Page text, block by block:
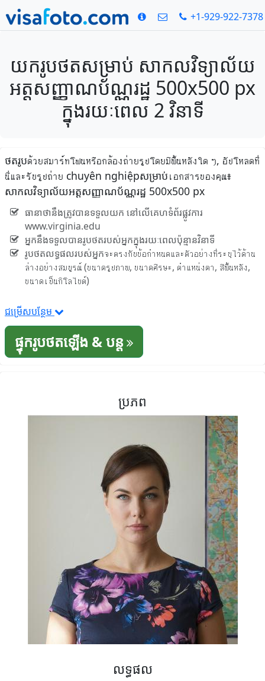
+1-929-922-7378
យករូបថតសម្រាប់ សាកលវិទ្យាល័យ
អត្តសញ្ញាណប័ណ្ណរដ្ឋ 500x500 px
ក្នុងរយៈពេល 2 វិនាទី
ថតរូបด้วยสมาร์ทโฟนหรือกล้องถ่ายรูปโดยมีพื้นหลังใด ๆ, อัปโหลดที่
นี่และรับรูปถ่าย chuyên nghiệpសម្រាប់เอกสารของคุณ៖
សាកលវិទ្យាល័យអត្តសញ្ញាណប័ណ្ណរដ្ឋ 500x500 px
ធានាថានឹងត្រូវបានទទួលយក នៅលើគេហទំព័រផ្លូវការ
www.virginia.edu
អ្នកនឹងទទួលបានរូបថតរបស់អ្នកក្នុងរយៈពេលប៉ុន្មានវិនាទី
រូបថតលទ្ធផលរបស់អ្នកจะตรงกับข้อกำหนดและตัวอย่างที่ระบุไว้ด้าน
ล่างอย่างสมบูรณ์ (ขนาดรูปภาพ, ขนาดศีรษะ, ตำแหน่งตา, สีพื้นหลัง,
ขนาดเป็นกิโลไบต์)
ជម្រើសបន្ថែម
ផ្ទុករូបថតឡើង & បន្ត
ប្រភព
លទ្ធផល